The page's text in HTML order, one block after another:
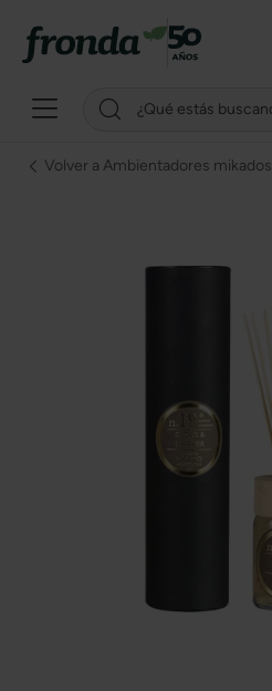
Volver a Ambientadores mikados